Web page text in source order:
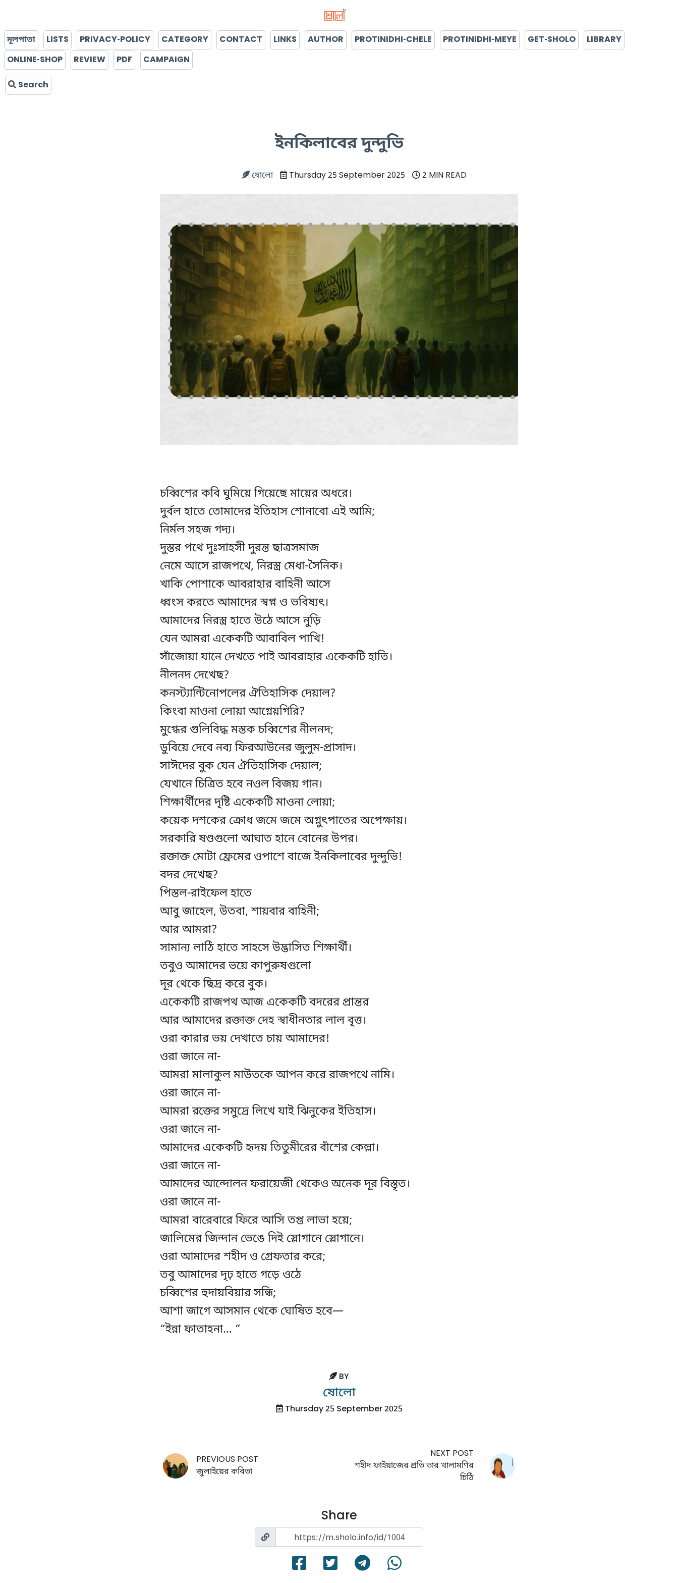
মূলপাতা LISTS PRIVACY-POLICY CATEGORY CONTACT LINKS AUTHOR PROTINIDHI-CHELE PROTINIDHI-MEYE GET-SHOLO
LIBRARY
ONLINE-SHOP
REVIEW PDF CAMPAIGN
Search
ইনকিলাবের দুন্দুভি
ষোলো Thursday 25 September 2025 2 MIN READ
চব্বিশের কবি ঘুমিয়ে গিয়েছে মায়ের অধরে।
দুর্বল হাতে তোমাদের ইতিহাস শোনাবো এই আমি;
নির্মল সহজ গদ্য।
দুস্তর পথে দুঃসাহসী দুরন্ত ছাত্রসমাজ
নেমে আসে রাজপথে, নিরস্ত্র মেধা-সৈনিক।
খাকি পোশাকে আবরাহার বাহিনী আসে
ধ্বংস করতে আমাদের স্বপ্ন ও ভবিষ্যৎ।
আমাদের নিরস্ত্র হাতে উঠে আসে নুড়ি
যেন আমরা একেকটি আবাবিল পাখি!
সাঁজোয়া যানে দেখতে পাই আবরাহার একেকটি হাতি।
নীলনদ দেখেছ?
কনস্ট্যান্টিনোপলের ঐতিহাসিক দেয়াল?
কিংবা মাওনা লোয়া আগ্নেয়গিরি?
মুগ্ধের গুলিবিদ্ধ মস্তক চব্বিশের নীলনদ;
ডুবিয়ে দেবে নব্য ফিরআউনের জুলুম-প্রাসাদ।
সাঈদের বুক যেন ঐতিহাসিক দেয়াল;
যেখানে চিত্রিত হবে নওল বিজয় গান।
শিক্ষার্থীদের দৃষ্টি একেকটি মাওনা লোয়া;
কয়েক দশকের ক্রোধ জমে জমে অগ্নুৎপাতের অপেক্ষায়।
সরকারি ষণ্ডগুলো আঘাত হানে বোনের উপর।
রক্তাক্ত মোটা ফ্রেমের ওপাশে বাজে ইনকিলাবের দুন্দুভি!
বদর দেখেছ?
পিস্তল-রাইফেল হাতে
আবু জাহেল, উতবা, শায়বার বাহিনী;
আর আমরা?
সামান্য লাঠি হাতে সাহসে উদ্ভাসিত শিক্ষার্থী।
তবুও আমাদের ভয়ে কাপুরুষগুলো
দূর থেকে ছিদ্র করে বুক।
একেকটি রাজপথ আজ একেকটি বদরের প্রান্তর
আর আমাদের রক্তাক্ত দেহ স্বাধীনতার লাল বৃত্ত।
ওরা কারার ভয় দেখাতে চায় আমাদের!
ওরা জানে না-
আমরা মালাকুল মাউতকে আপন করে রাজপথে নামি।
ওরা জানে না-
আমরা রক্তের সমুদ্রে লিখে যাই ঝিনুকের ইতিহাস।
ওরা জানে না-
আমাদের একেকটি হৃদয় তিতুমীরের বাঁশের কেল্লা।
ওরা জানে না-
আমাদের আন্দোলন ফরায়েজী থেকেও অনেক দূর বিস্তৃত।
ওরা জানে না-
আমরা বারেবারে ফিরে আসি তপ্ত লাভা হয়ে;
জালিমের জিন্দান ভেঙে দিই স্লোগানে স্লোগানে।
ওরা আমাদের শহীদ ও গ্রেফতার করে;
তবু আমাদের দৃঢ় হাতে গড়ে ওঠে
চব্বিশের হুদায়বিয়ার সন্ধি;
আশা জাগে আসমান থেকে ঘোষিত হবে—
“ইন্না ফাতাহনা… ”
BY
ষোলো
Thursday 25 September 2025
PREVIOUS POST
জুলাইয়ের কবিতা
NEXT POST
শহীদ ফাইয়াজের প্রতি তার খালামণির
চিঠি
Share